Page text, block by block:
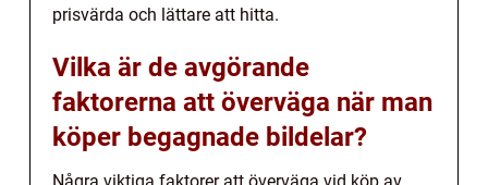
prisvärda och lättare att hitta.
Vilka är de avgörande
faktorerna att överväga när man
köper begagnade bildelar?